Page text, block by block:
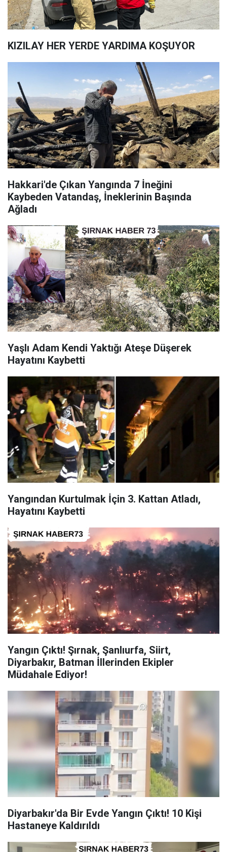
KIZILAY HER YERDE YARDIMA KOŞUYOR
Hakkari'de Çıkan Yangında 7 İneğini
Kaybeden Vatandaş, İneklerinin Başında
Ağladı
Yaşlı Adam Kendi Yaktığı Ateşe Düşerek
Hayatını Kaybetti
Yangından Kurtulmak İçin 3. Kattan Atladı,
Hayatını Kaybetti
Yangın Çıktı! Şırnak, Şanlıurfa, Siirt,
Diyarbakır, Batman İllerinden Ekipler
Müdahale Ediyor!
Diyarbakır'da Bir Evde Yangın Çıktı! 10 Kişi
Hastaneye Kaldırıldı